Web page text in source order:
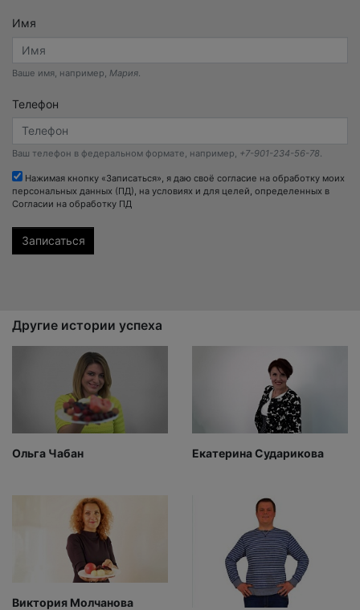
Имя
Ваше имя, например, Мария
Телефон
Ваш телефон в федеральном формате, например, +7-901-234-56-78.
Нажимая кнопку «Записаться», я даю своё согласие на обработку моих
персональных данных (ПД), на условиях и для целей, определенных в
Согласии на обработку ПД
Другие истории успеха
Ольга Чабан Екатерина Сударикова
Виктория Молчанова